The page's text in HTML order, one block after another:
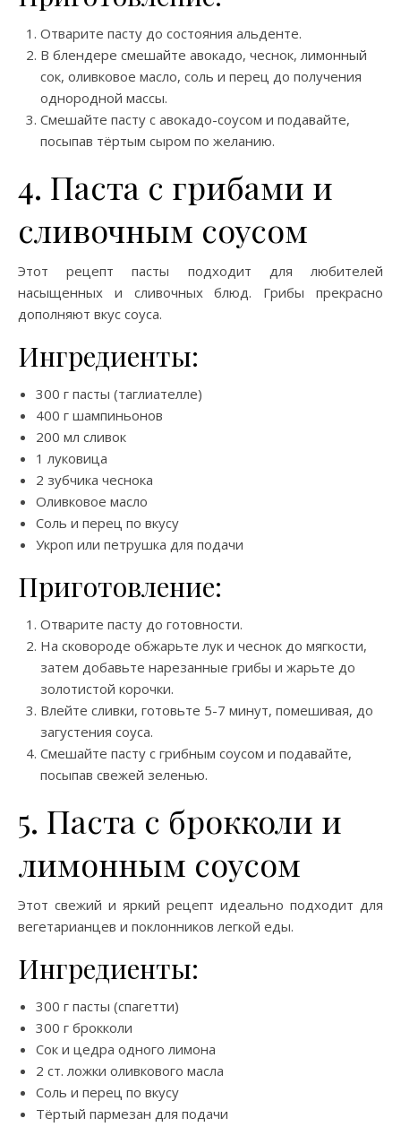
Отварите пасту до состояния альденте.
В блендере смешайте авокадо, чеснок, лимонный
сок, оливковое масло, соль и перец до получения
однородной массы.
Смешайте пасту с авокадо-соусом и подавайте,
посыпав тёртым сыром по желанию.
4. Паста с грибами и
сливочным соусом
Этот рецепт пасты подходит для любителей
насыщенных и сливочных блюд. Грибы прекрасно
дополняют вкус соуса.
Ингредиенты:
300 г пасты (таглиателле)
400 г шампиньонов
200 мл сливок
1 луковица
2 зубчика чеснока
Оливковое масло
Соль и перец по вкусу
Укроп или петрушка для подачи
Приготовление:
Отварите пасту до готовности.
На сковороде обжарьте лук и чеснок до мягкости,
затем добавьте нарезанные грибы и жарьте до
золотистой корочки.
Влейте сливки, готовьте 5-7 минут, помешивая, до
загустения соуса.
Смешайте пасту с грибным соусом и подавайте,
посыпав свежей зеленью.
5. Паста с брокколи и
лимонным соусом
Этот свежий и яркий рецепт идеально подходит для
вегетарианцев и поклонников легкой еды.
Ингредиенты:
300 г пасты (спагетти)
300 г брокколи
Сок и цедра одного лимона
2 ст. ложки оливкового масла
Соль и перец по вкусу
Тёртый пармезан для подачи